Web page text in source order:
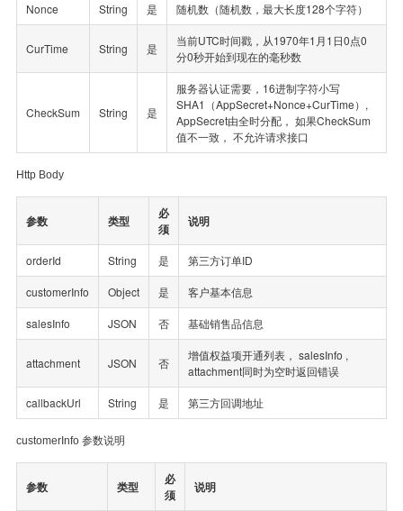
Nonce String 是 随机数（随机数，最大长度128个字符）
CurTime String 是
当前UTC时间戳，从1970年1月1日0点0
分0秒开始到现在的毫秒数
CheckSum String 是
服务器认证需要，16进制字符小写
SHA1（AppSecret+Nonce+CurTime）,
AppSecret由全时分配， 如果CheckSum
值不一致， 不允许请求接口
Http Body
参数 类型
必
须
说明
orderId String 是 第三方订单ID
customerInfo Object 是 客户基本信息
salesInfo JSON 否 基础销售品信息
attachment JSON 否
增值权益项开通列表， salesInfo ,
attachment同时为空时返回错误
callbackUrl String 是 第三方回调地址
customerInfo 参数说明
参数 类型
必
须
说明